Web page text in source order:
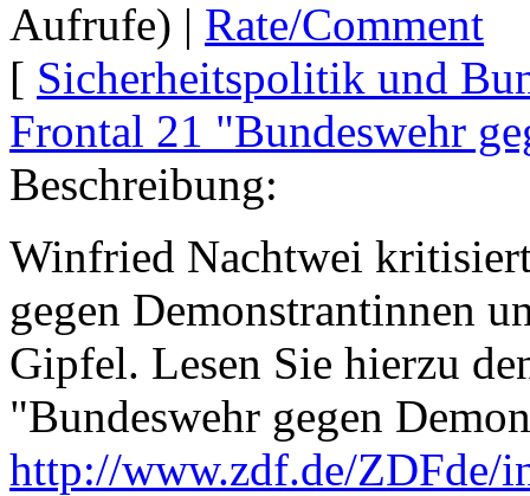
Aufrufe) | Rate/Comment
[ Sicherheitspolitik und
Frontal 21 "Bundeswehr
Beschreibung:
Winfried Nachtwei
gegen Demonstrantinnen
Gipfel. Lesen Sie hierzu
"Bundeswehr gegen
http://www.zdf.de/ZDFde/